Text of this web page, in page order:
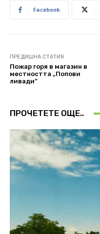
Facebook
ПРЕДИШНА СТАТИЯ
Пожар горя в магазин в
местността „Попови
ливади”
ПРОЧЕТЕТЕ ОЩЕ..